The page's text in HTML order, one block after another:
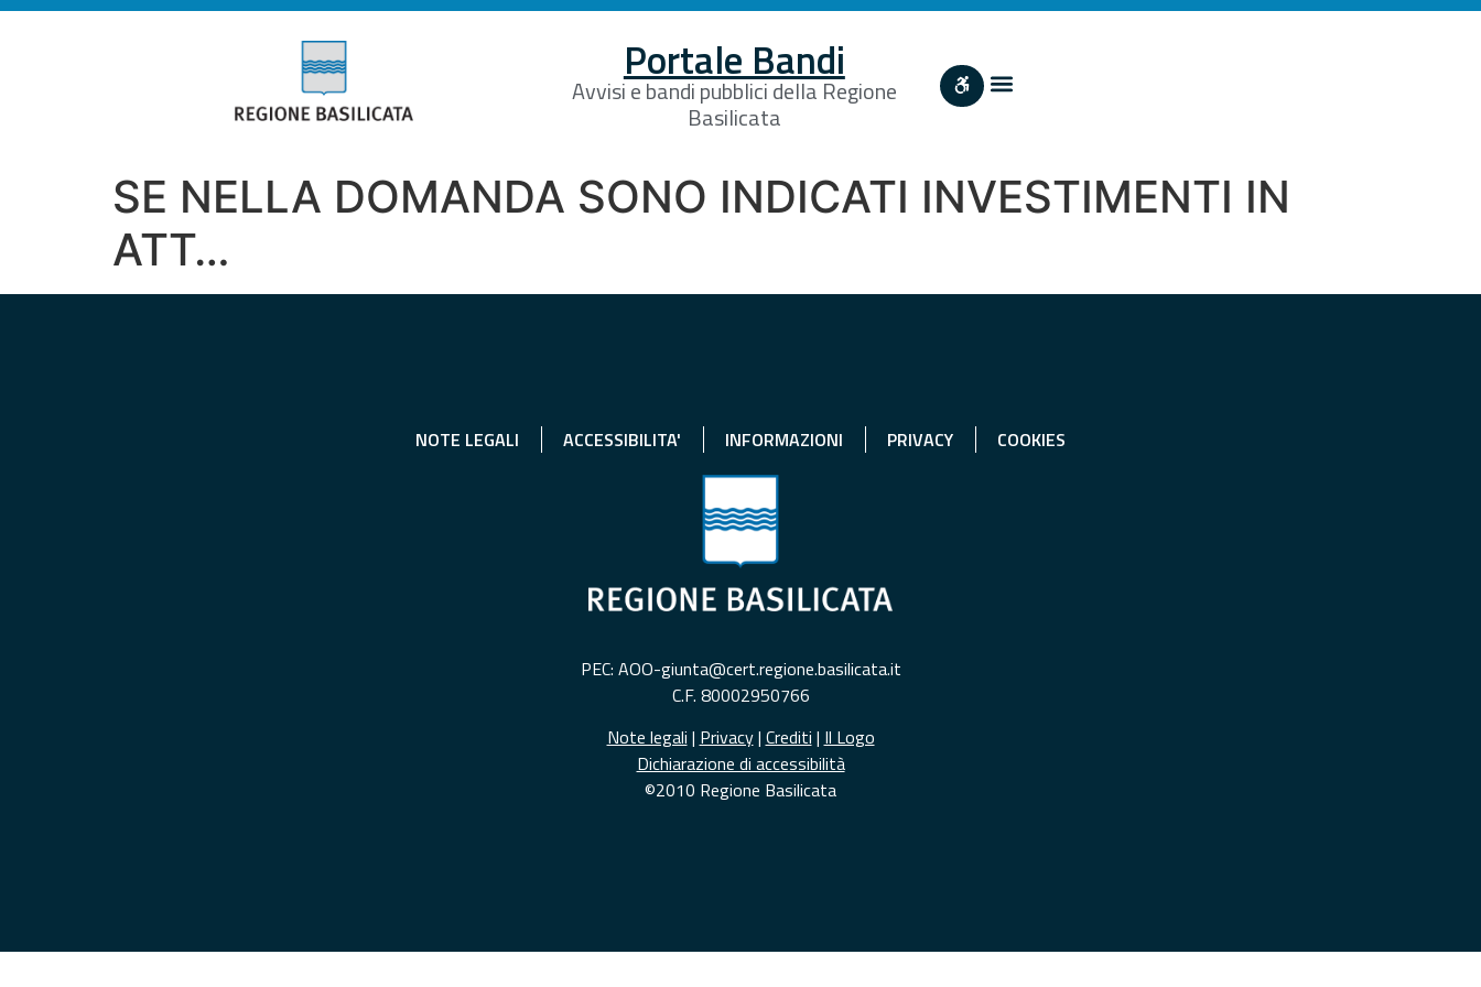
Portale Bandi
Avvisi e bandi pubblici della Regione
Basilicata
SE NELLA DOMANDA SONO INDICATI INVESTIMENTI IN
ATT…
NOTE LEGALI ACCESSIBILITA' INFORMAZIONI PRIVACY COOKIES
PEC: AOO-giunta@cert.regione.basilicata.it
C.F. 80002950766
Note legali | Privacy| Crediti | Il Logo
Dichiarazione di accessibilità
©2010 Regione Basilicata